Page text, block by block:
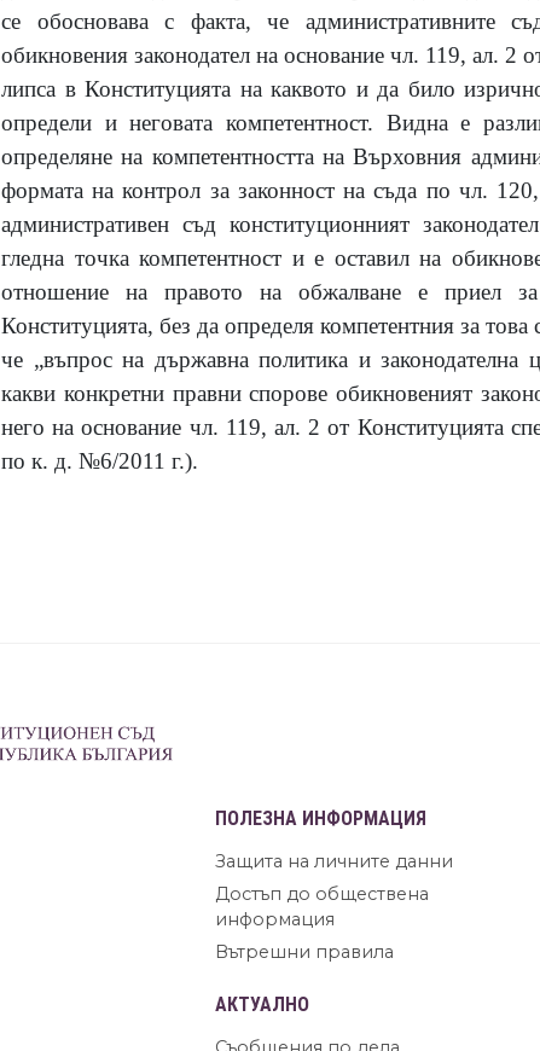
се обосновава с факта, че административните
обикновения законодател на основание чл. 119, ал. 2
липса в Конституцията на каквото и да било
определи и неговата компетентност. Видна е
определяне на компетентността на Върховния
формата на контрол за законност на съда по чл.
административен съд конституционният
гледна точка компетентност и е оставил на
отношение на правото на обжалване е приел за
Конституцията, без да определя компетентния за
че „въпрос на държавна политика и законодателна
какви конкретни правни спорове обикновеният
него на основание чл. 119, ал. 2 от Конституцията
по к. д. №6/2011 г.).
ПОЛЕЗНА ИНФОРМАЦИЯ
Защита на личните данни
Достъп до обществена
информация
Вътрешни правила
АКТУАЛНО